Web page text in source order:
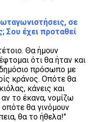
σε
Σου έχει προταθεί
Θα ήμουν
ότι θα ήταν και
δημόσιο πρόσωπο με
κράνος. Οπότε θα
κάνεις και
το έκανα, νομίζω
θα γινόμουν
θα το ήθελα!"